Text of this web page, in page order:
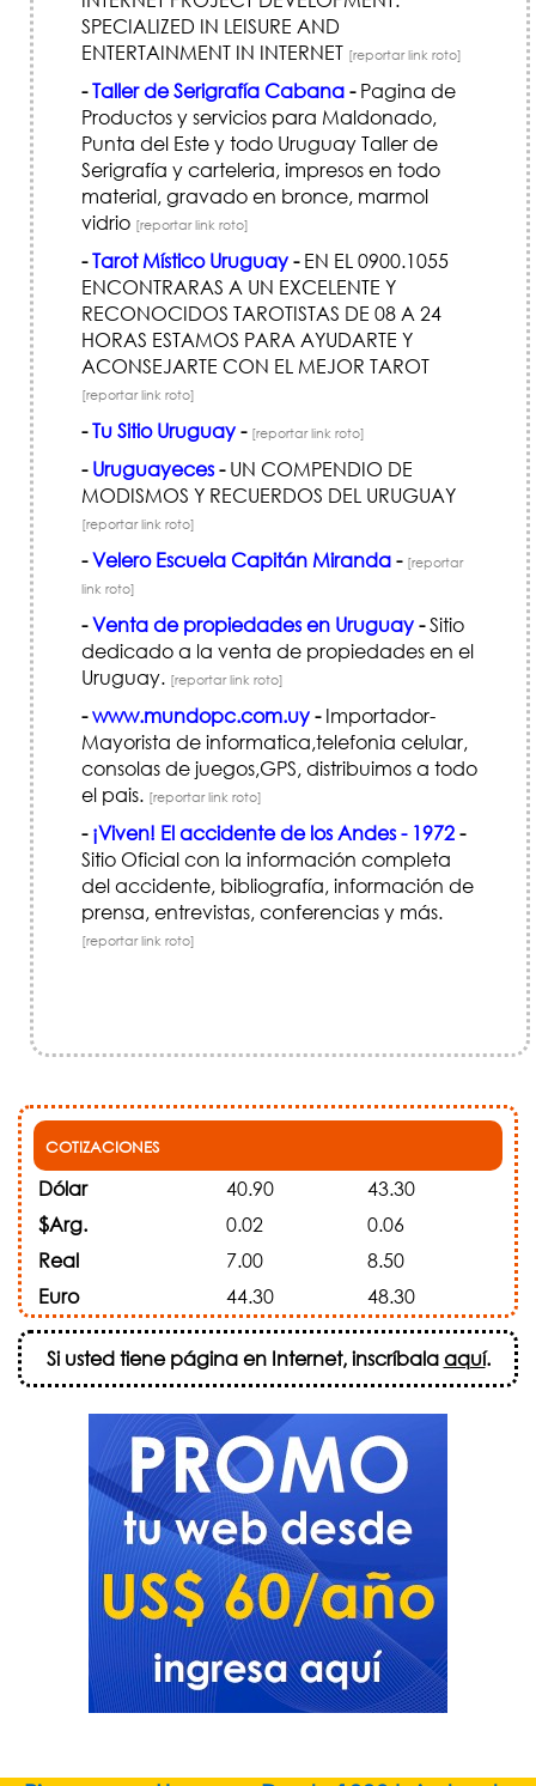
SPECIALIZED IN LEISURE AND
ENTERTAINMENT IN INTERNET [reportar link roto]
-Taller de Serigrafía Cabana-Pagina de
Productos y servicios para Maldonado,
Punta del Este y todo Uruguay Taller de
Serigrafía y carteleria, impresos en todo
material, gravado en bronce, marmol
vidrio [reportar link roto]
-Tarot Místico Uruguay-EN EL 0900.1055
ENCONTRARAS A UN EXCELENTE Y
RECONOCIDOS TAROTISTAS DE 08 A 24
HORAS ESTAMOS PARA AYUDARTE Y
ACONSEJARTE CON EL MEJOR TAROT
[reportar link roto]
-Tu Sitio Uruguay- [reportar link roto]
- Uruguayeces-UN COMPENDIO DE
MODISMOS Y RECUERDOS DEL URUGUAY
[reportar link roto]
-Velero Escuela Capitán Miranda- [reportar
link roto]
-Venta de propiedades en Uruguay-Sitio
dedicado a la venta de propiedades en el
Uruguay. [reportar link roto]
-www.mundopc.com.uy-Importador-
Mayorista de informatica,telefonia celular,
consolas de juegos,GPS, distribuimos a todo
el pais. [reportar link roto]
- ¡Viven! El accidente de los Andes - 1972-
Sitio Oficial con la información completa
del accidente, bibliografía, información de
prensa, entrevistas, conferencias y más.
[reportar link roto]
COTIZACIONES
Dólar 40.90
43.30
$Arg.
0.02
0.06
Real
7.00
8.50
Euro
44.30 48.30
Si usted tiene página en Internet, inscríbalaaquí.